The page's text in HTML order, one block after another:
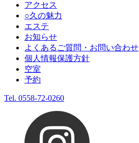
アクセス
○久の魅力
エステ
お知らせ
よくあるご質問・お問い合わせ
個人情報保護方針
空室
予約
Tel. 0558-72-0260